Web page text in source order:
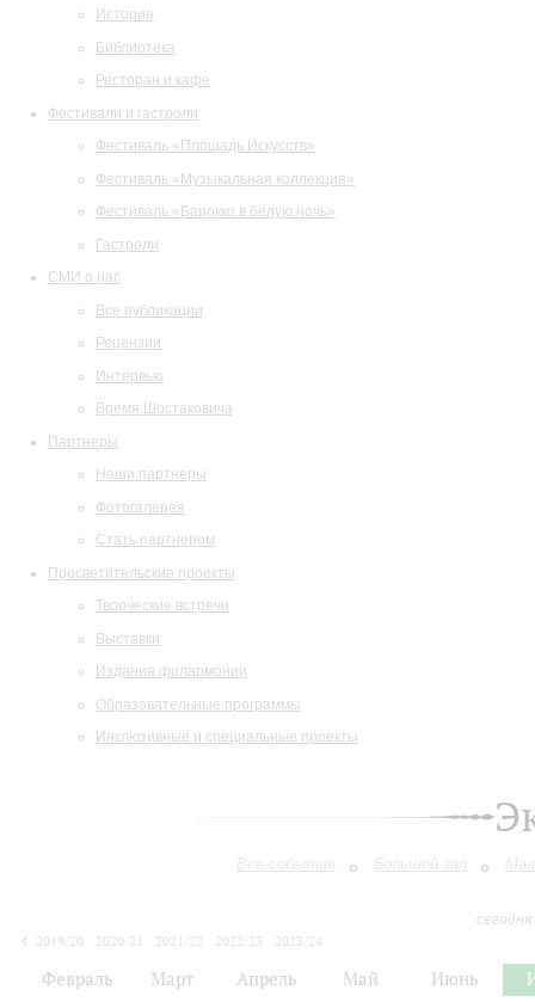
История
Библиотека
Ресторан и кафе
Фестивали и гастроли
Фестиваль «Площадь Искусств»
Фестиваль «Музыкальная коллекция»
Фестиваль «Барокко в белую ночь»
Гастроли
СМИ о нас
Все публикации
Рецензии
Интервью
Время Шостаковича
Партнеры
Наши партнеры
Фотогалерея
Стать партнером
Просветительские проекты
Творческие встречи
Выставки
Издания филармонии
Образовательные программы
Инклюзивные и специальные проекты
Все события Большой зал
2019/20
2020/21 2021/22 2022/23
2023/24
Февраль Март Апрель Май Июнь